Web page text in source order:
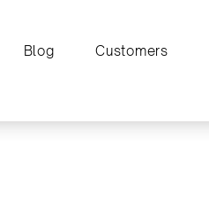
Blog Customers